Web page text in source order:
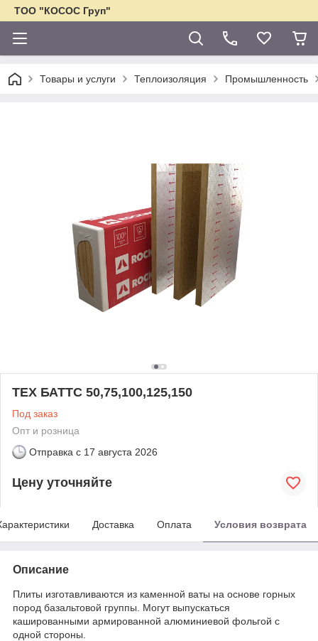
ТОО "КОСОС Груп"
Товары и услуги Теплоизоляция Промышленность
ТЕХ БАТТС 50,75,100,125,150
Под заказ
Опт и розница
Отправка с 17 августа 2026
Цену уточняйте
Доставка Оплата Условия возврата
Описание
Плиты изготавливаются из каменной ваты на основе горных
пород базальтовой группы. Могут выпускаться
кашированными армированной алюминиевой фольгой с
одной стороны.